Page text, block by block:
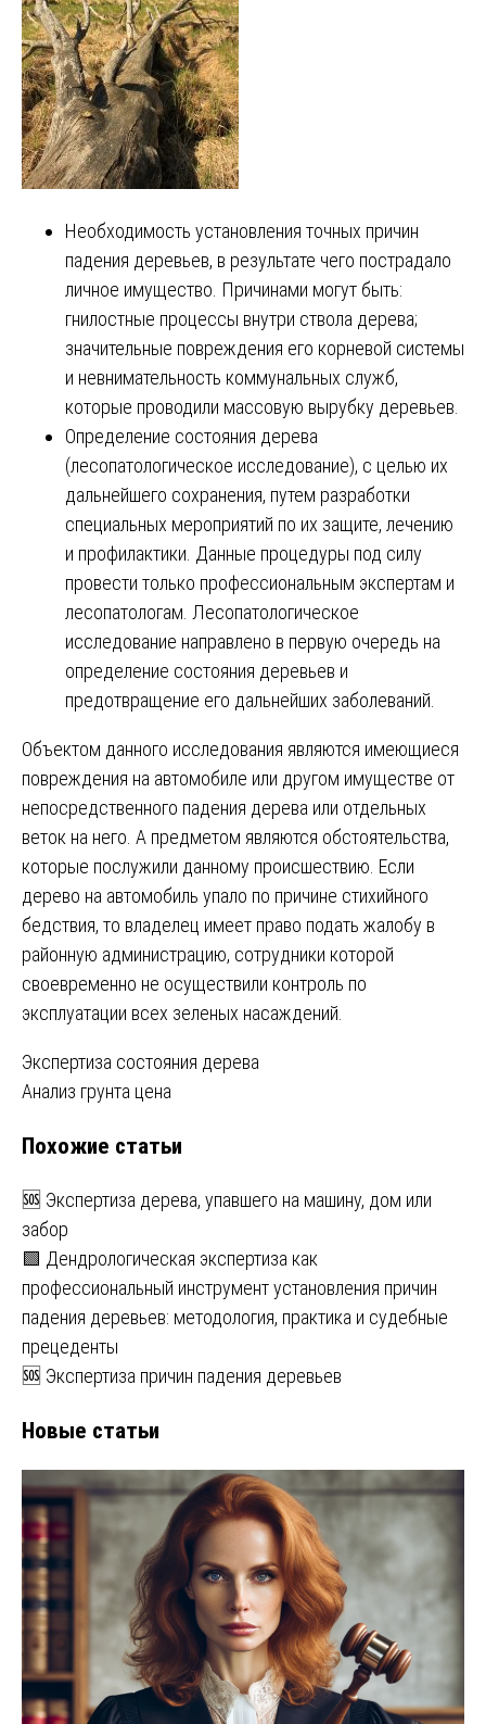
Необходимость установления точных причин
падения деревьев, в результате чего пострадало
личное имущество. Причинами могут быть:
гнилостные процессы внутри ствола дерева;
значительные повреждения его корневой системы
и невнимательность коммунальных служб,
которые проводили массовую вырубку деревьев.
Определение состояния дерева
(лесопатологическое исследование), с целью их
дальнейшего сохранения, путем разработки
специальных мероприятий по их защите, лечению
и профилактики. Данные процедуры под силу
провести только профессиональным экспертам и
лесопатологам. Лесопатологическое
исследование направлено в первую очередь на
определение состояния деревьев и
предотвращение его дальнейших заболеваний.
Объектом данного исследования являются имеющиеся
повреждения на автомобиле или другом имуществе от
непосредственного падения дерева или отдельных
веток на него. А предметом являются обстоятельства,
которые послужили данному происшествию. Если
дерево на автомобиль упало по причине стихийного
бедствия, то владелец имеет право подать жалобу в
районную администрацию, сотрудники которой
своевременно не осуществили контроль по
эксплуатации всех зеленых насаждений.
Навигация
записям
Экспертиза состояния дерева
Анализ грунта цена
Похожие статьи
🆘 Экспертиза дерева, упавшего на машину, дом или
забор
🟩 Дендрологическая экспертиза как
профессиональный инструмент установления причин
падения деревьев: методология, практика и судебные
прецеденты
🆘 Экспертиза причин падения деревьев
Новые статьи